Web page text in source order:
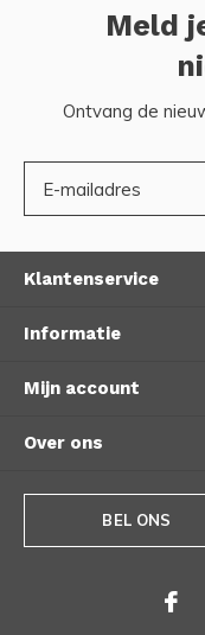
Meld
Ontvang de
Klantenservice
Informatie
Mijn account
Over ons
BEL ONS